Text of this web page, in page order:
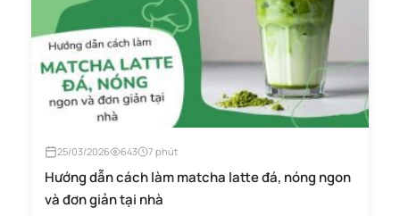
25/03/2026 643 7 phút
Hướng dẫn cách làm matcha latte đá, nóng ngon
và đơn giản tại nhà